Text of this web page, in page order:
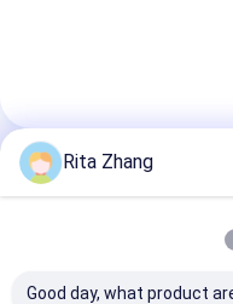
Sales Director
Rita Zhang
Good day, what product